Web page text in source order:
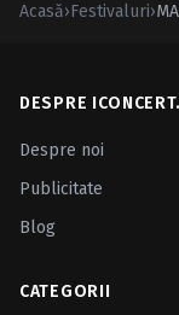
Acasă›Festivaluri›
DESPRE
Despre noi
Publicitate
Blog
CATEGORII